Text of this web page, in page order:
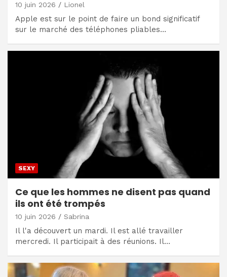
10 juin 2026 Lionel
Apple est sur le point de faire un bond significatif
sur le marché des téléphones pliables…
SEXY
Ce que les hommes ne disent pas quand
ils ont été trompés
10 juin 2026 Sabrina
Il l'a découvert un mardi. Il est allé travailler
mercredi. Il participait à des réunions. Il…